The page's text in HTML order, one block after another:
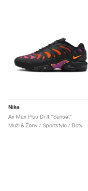
Nike
Air Max Plus Drift "Sunset"
Muži & Ženy / Sportstyle / Boty